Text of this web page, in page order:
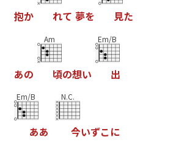
抱か れて 夢を 見た
あの
Am
頃の想い
Em/B
出
Em/B
ああ
N.C.
今いずこ に